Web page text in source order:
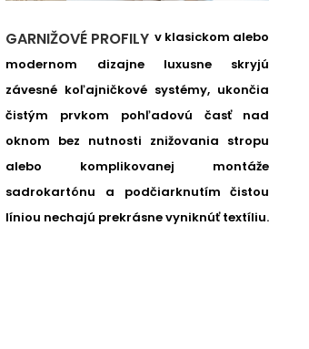
GARNIŽOVÉ PROFILY v klasickom alebo
modernom dizajne luxusne skryjú
závesné koľajničkové systémy, ukončia
čistým prvkom pohľadovú časť nad
oknom bez nutnosti znižovania stropu
alebo komplikovanej montáže
sadrokartónu a podčiarknutím čistou
líniou nechajú prekrásne vyniknúť textíliu.